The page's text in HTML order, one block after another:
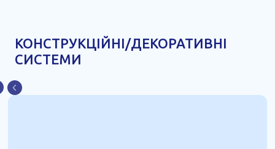
КОНСТРУКЦІЙНІ/ДЕКОРАТИВНІ
СИСТЕМИ